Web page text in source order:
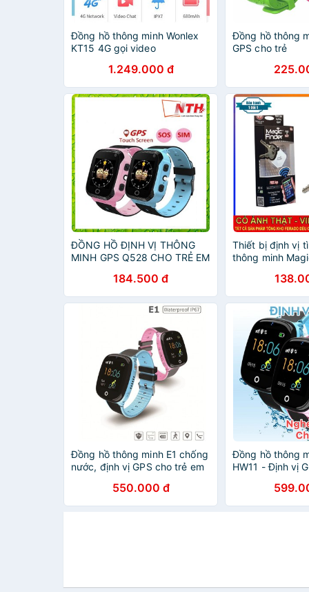
Đồng hồ thông minh Wonlex
KT15 4G gọi video
1.249.000 đ
Đồng hồ thông
GPS cho trẻ
ĐỒNG HỒ ĐỊNH VỊ THÔNG
MINH GPS Q528 CHO TRẺ EM
184.500 đ
Thiết bị định vị
thông minh
Đồng hồ thông minh E1 chống
nước, định vị GPS cho trẻ em
550.000 đ
Đồng hồ thông
HW11 - Định vị